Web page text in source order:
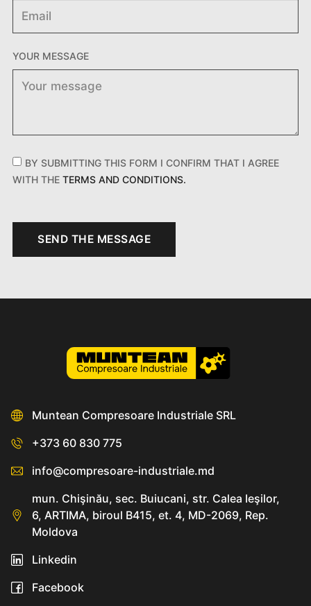
YOUR MESSAGE
BY SUBMITTING THIS FORM I CONFIRM THAT I AGREE
WITH THE TERMS AND CONDITIONS.
SEND THE MESSAGE
Muntean Compresoare Industriale SRL
+373 60 830 775
info@compresoare-industriale.md
mun. Chişinău, sec. Buiucani, str. Calea Ieşilor,
6, ARTIMA, biroul B415, et. 4, MD-2069, Rep.
Moldova
Linkedin
Facebook